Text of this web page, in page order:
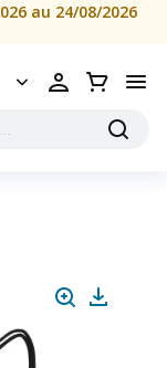
au 24/08/2026